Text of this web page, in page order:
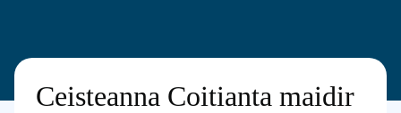
Ceisteanna Coitianta maidir